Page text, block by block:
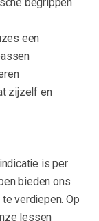
een
zijzelf en
is per
bieden ons
verdiepen. Op
lessen